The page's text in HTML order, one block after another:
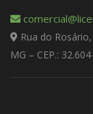
Rua do
MG – CEP.: